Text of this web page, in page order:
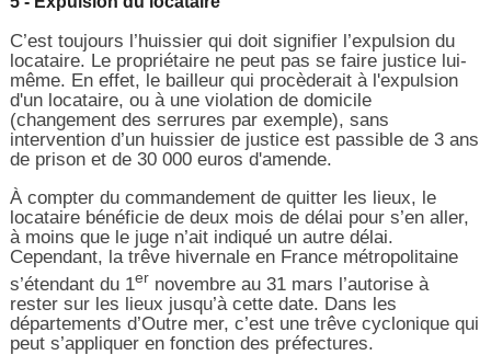
C’est toujours l’huissier qui doit signifier l’expulsion du
locataire. Le propriétaire ne peut pas se faire justice lui-
même. En effet, le bailleur qui procèderait à l'expulsion
d'un locataire, ou à une violation de domicile
(changement des serrures par exemple), sans
intervention d’un huissier de justice est passible de 3 ans
de prison et de 30 000 euros d'amende.
À compter du commandement de quitter les lieux, le
locataire bénéficie de deux mois de délai pour s’en aller,
à moins que le juge n’ait indiqué un autre délai.
Cependant, la trêve hivernale en France métropolitaine
s’étendant du 1er novembre au 31 mars l’autorise à
rester sur les lieux jusqu’à cette date. Dans les
départements d’Outre mer, c’est une trêve cyclonique qui
peut s’appliquer en fonction des préfectures.